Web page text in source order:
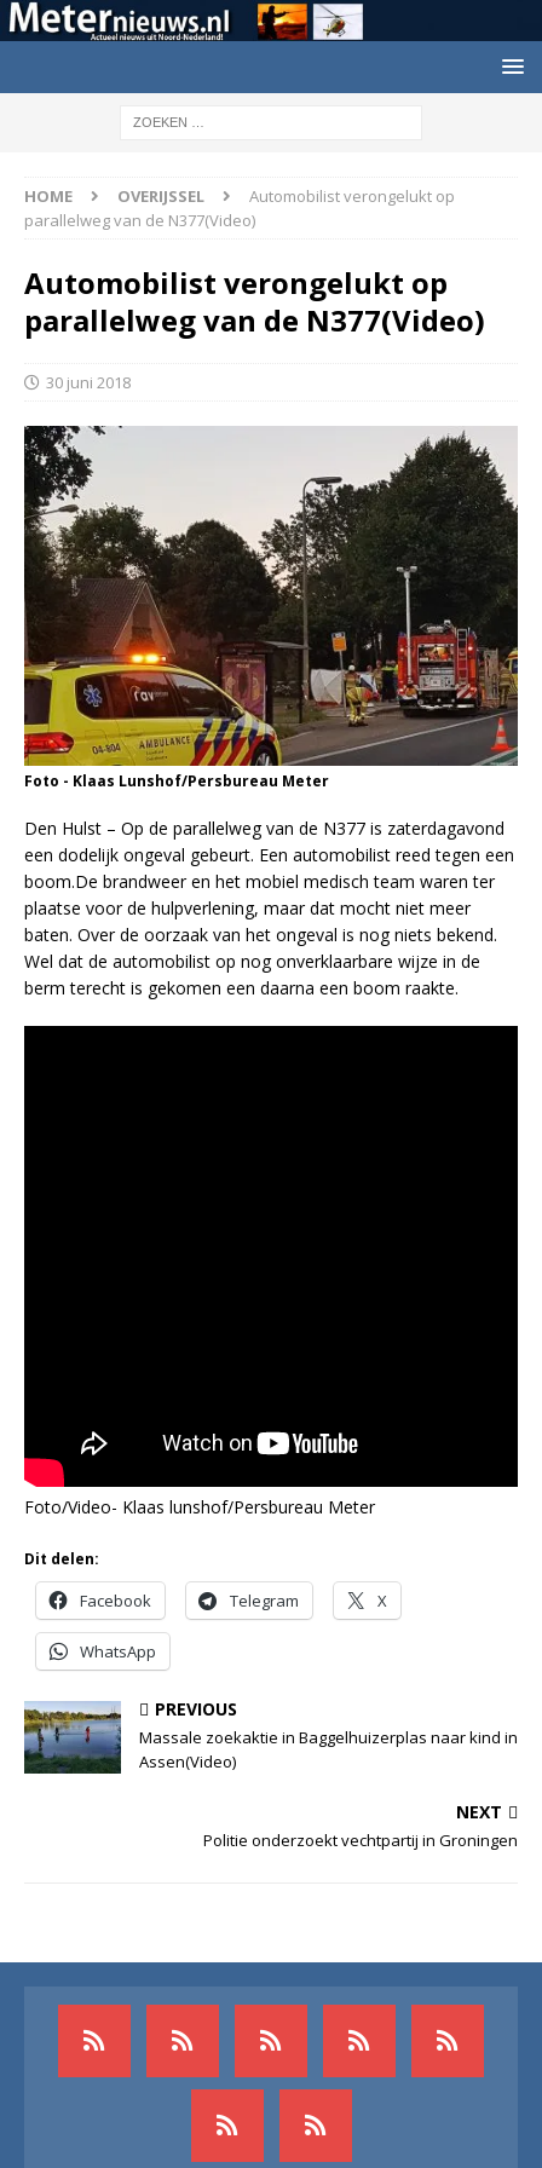
HOME OVERIJSSEL
Automobilist verongelukt op
parallelweg van de N377(Video)
Automobilist verongelukt op
parallelweg van de N377(Video)
30 juni 2018
Foto - Klaas Lunshof/Persbureau Meter
Den Hulst – Op de parallelweg van de N377 is zaterdagavond
een dodelijk ongeval gebeurt. Een automobilist reed tegen een
boom.De brandweer en het mobiel medisch team waren ter
plaatse voor de hulpverlening, maar dat mocht niet meer
baten. Over de oorzaak van het ongeval is nog niets bekend.
Wel dat de automobilist op nog onverklaarbare wijze in de
berm terecht is gekomen een daarna een boom raakte.
Foto/Video- Klaas lunshof/Persbureau Meter
Dit delen:
Facebook Telegram X
WhatsApp
PREVIOUS
Massale zoekaktie in Baggelhuizerplas naar kind in
Assen(Video)
NEXT
Politie onderzoekt vechtpartij in Groningen